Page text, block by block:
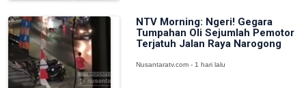
NTV Morning: Ngeri! Gegara
Tumpahan Oli Sejumlah Pemotor
Terjatuh Jalan Raya Narogong
Nusantaratv.com - 1 hari lalu